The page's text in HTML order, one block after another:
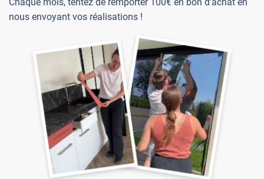
nous envoyant vos réalisations !